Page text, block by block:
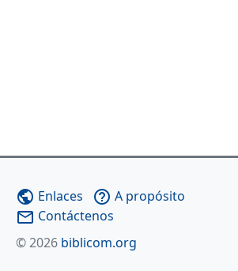
public Enlaces help_outline A propósito
mail_outline Contáctenos
© 2026 biblicom.org